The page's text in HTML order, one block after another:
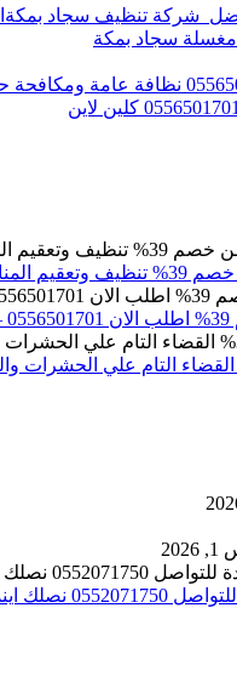
شركة تنظيف سجاد بمكة
مغسلة سجاد بمكة